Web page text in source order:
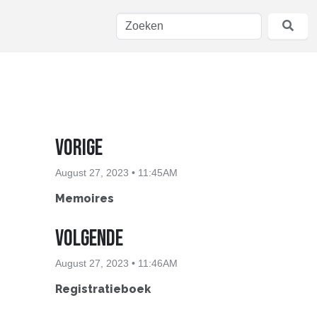
Vorige
August 27, 2023 • 11:45AM
Memoires
Volgende
August 27, 2023 • 11:46AM
Registratieboek